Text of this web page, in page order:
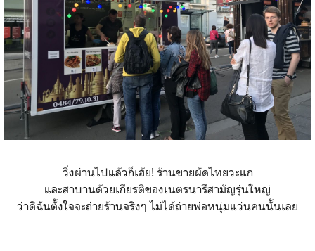
วิ่งผ่านไปแล้วก็เฮ้ย! ร้านขายผัดไทยวะแก
และสาบานด้วยเกียรติของเนตรนารีสามัญรุ่นใหญ่
ว่าดิฉันตั้งใจจะถ่ายร้านจริงๆ ไม่ได้ถ่ายพ่อหนุ่มแว่นคนนั้นเลย